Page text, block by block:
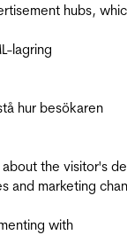
hubs,
lagring
hur besökaren
the visitor's
and marketing
with